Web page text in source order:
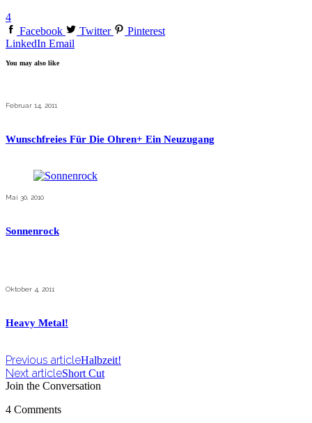
4
Facebook
Twitter
Pinterest
LinkedIn Email
You may also like
Februar 14, 2011
Wunschfreies Für Die Ohren+ Ein Neuzugang
Mai 30, 2010
Sonnenrock
Oktober 4, 2011
Heavy Metal!
Previous articleHalbzeit!
Next articleShort Cut
Join the Conversation
4 Comments